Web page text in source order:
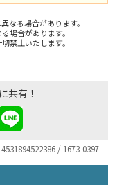
なる場合があります。
場合があります。
禁止いたします。
共有！
4531894522386 / 1673-0397